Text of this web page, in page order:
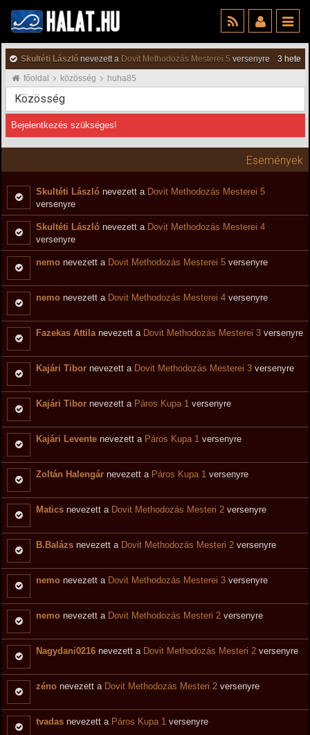
Skultéti László nevezett a Dovit Methodozás Mesterei 5 versenyre
3 hete
főoldal
közösség huha85
Közösség
Bejelentkezés szükséges!
Események
Skultéti László nevezett a Dovit Methodozás Mesterei 5
versenyre
Skultéti László nevezett a Dovit Methodozás Mesterei 4
versenyre
nemo nevezett a Dovit Methodozás Mesterei 5 versenyre
nemo nevezett a Dovit Methodozás Mesterei 4 versenyre
Fazekas Attilanevezett a Dovit Methodozás Mesterei 3 versenyre
Kajári Tibor nevezett a Dovit Methodozás Mesterei 3 versenyre
Kajári Tibor nevezett a Páros Kupa 1 versenyre
Kajári Levente nevezett a Páros Kupa 1 versenyre
Zoltán Halengár nevezett a Páros Kupa 1 versenyre
Matics nevezett a Dovit Methodozás Mesteri 2 versenyre
B.Balázs nevezett a Dovit Methodozás Mesteri 2 versenyre
nemo nevezett a Dovit Methodozás Mesterei 3 versenyre
nemo nevezett a Dovit Methodozás Mesteri 2 versenyre
Nagydani0216 nevezett a Dovit Methodozás Mesteri 2 versenyre
zéno nevezett a Dovit Methodozás Mesteri 2 versenyre
tvadas nevezett a Páros Kupa 1 versenyre